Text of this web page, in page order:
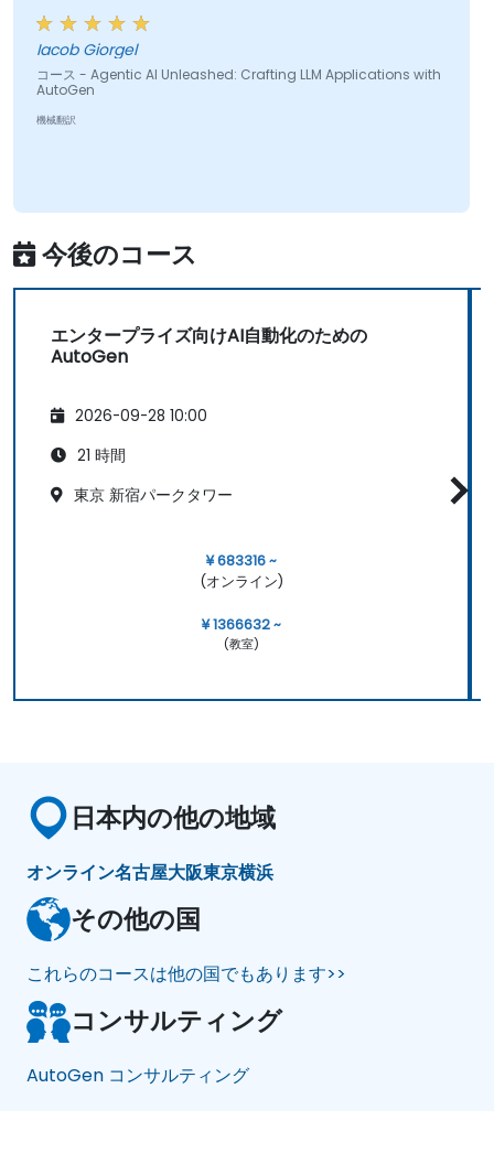
Iacob Giorgel
コース - Agentic AI Unleashed: Crafting LLM Applications with
AutoGen
機械翻訳
今後のコース
エンタープライズ向けAI自動化のための
AutoGen
2026-09-28 10:00
21 時間
東京 新宿パークタワー
¥ 683316 ~
(オンライン)
¥ 1366632 ~
(教室)
日本内の他の地域
オンライン名古屋大阪東京横浜
その他の国
これらのコースは他の国でもあります>>
コンサルティング
AutoGen コンサルティング